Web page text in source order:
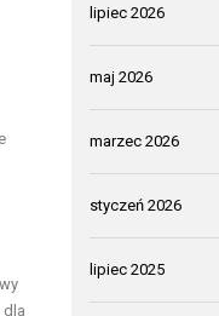
dla
lipiec 2026
maj 2026
marzec 2026
styczeń 2026
lipiec 2025